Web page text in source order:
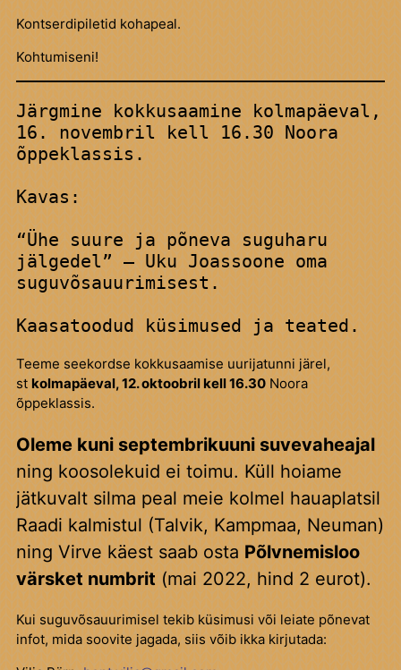
Kontserdipiletid kohapeal.
Kohtumiseni!
Järgmine kokkusaamine kolmapäeval,
16. novembril kell 16.30 Noora
õppeklassis.
Kavas:
“Ühe suure ja põneva suguharu
jälgedel” – Uku Joassoone oma
suguvõsauurimisest.
Kaasatoodud küsimused ja teated.
Teeme seekordse kokkusaamise uurijatunni järel,
st kolmapäeval, 12. oktoobril kell 16.30Noora
õppeklassis.
Oleme kuni septembrikuuni suvevaheajal
ning koosolekuid ei toimu. Küll hoiame
jätkuvalt silma peal meie kolmel hauaplatsil
Raadi kalmistul (Talvik, Kampmaa, Neuman)
ning Virve käest saab osta Põlvnemisloo
värsket numbrit (mai 2022, hind 2 eurot).
Kui suguvõsauurimisel tekib küsimusi või leiate põnevat
infot, mida soovite jagada, siis võib ikka kirjutada: